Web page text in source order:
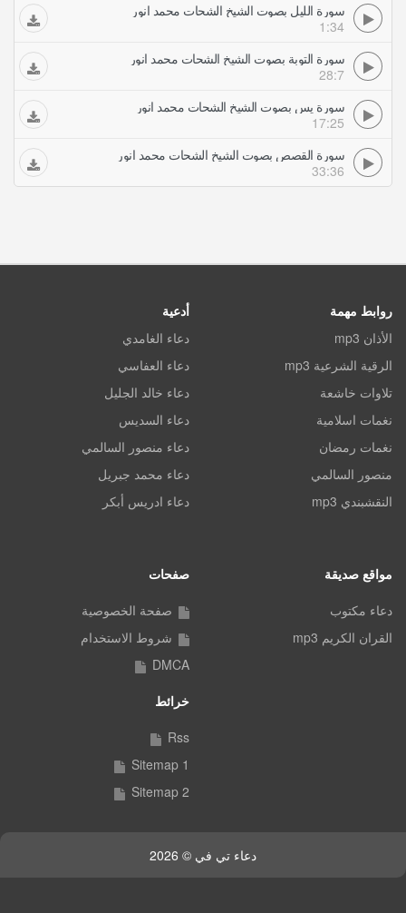
سورة الليل بصوت الشيخ الشحات محمد انور
1:34
سورة التوبة بصوت الشيخ الشحات محمد انور
28:7
سورة يس بصوت الشيخ الشحات محمد انور
17:25
سورة القصص بصوت الشيخ الشحات محمد انور
33:36
روابط مهمة
الأذان mp3
الرقية الشرعية mp3
تلاوات خاشعة
نغمات اسلامية
نغمات رمضان
منصور السالمي
النقشبندي mp3
أدعية
دعاء الغامدي
دعاء العفاسي
دعاء خالد الجليل
دعاء السديس
دعاء منصور السالمي
دعاء محمد جبريل
دعاء ادريس أبكر
مواقع صديقة
دعاء مكتوب
القران الكريم mp3
صفحات
صفحة الخصوصية
شروط الاستخدام
DMCA
خرائط
Rss
Sitemap 1
Sitemap 2
دعاء تي في © 2026